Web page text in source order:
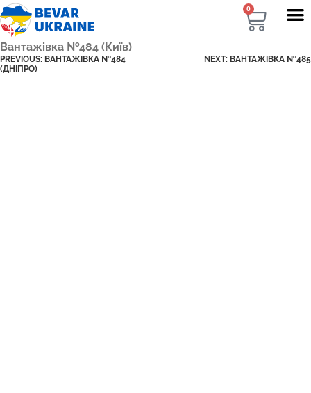
0
Вантажівка №484 (Київ)
PREVIOUS: ВАНТАЖІВКА №484
(ДНІПРО)
NEXT: ВАНТАЖІВКА №485